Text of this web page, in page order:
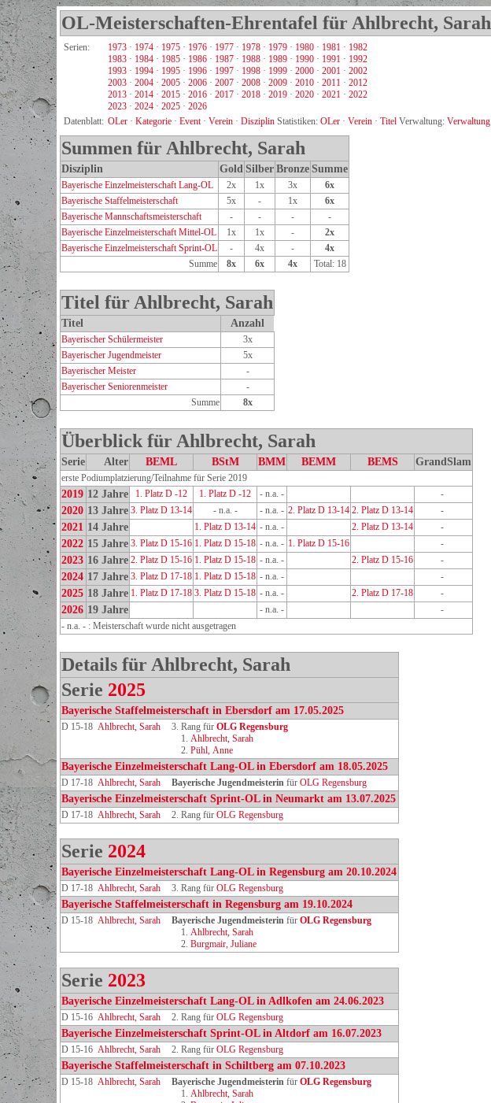
OL-Meisterschaften-Ehrentafel für Ahlbrecht, Sarah
Serien: 1973 · 1974 · 1975 · 1976 · 1977 · 1978 · 1979 · 1980 · 1981 · 1982
1983 · 1984 · 1985 · 1986 · 1987 · 1988 · 1989 · 1990 · 1991 · 1992
1993 · 1994 · 1995 · 1996 · 1997 · 1998 · 1999 · 2000 · 2001 · 2002
2003 · 2004 · 2005 · 2006 · 2007 · 2008 · 2009 · 2010 · 2011 · 2012
2013 · 2014 · 2015 · 2016 · 2017 · 2018 · 2019 · 2020 · 2021 · 2022
2023 · 2024 · 2025 · 2026
Datenblatt: OLer · Kategorie · Event· Verein · Disziplin Statistiken: OLer · Verein · Titel Verwaltung: Verwaltung
Summen für Ahlbrecht, Sarah
Disziplin Gold Silber Bronze Summe
Bayerische Einzelmeisterschaft Lang-OL 2x 1x 3x
6x
Bayerische Staffelmeisterschaft
5x - 1x
6x
Bayerische Mannschaftsmeisterschaft
- - -
-
Bayerische Einzelmeisterschaft Mittel-OL
1x 1x -
2x
Bayerische Einzelmeisterschaft Sprint-OL
- 4x -
4x
Summe
8x 6x 4x Total: 18
Titel für Ahlbrecht, Sarah
Titel Anzahl
Bayerischer Schülermeister
3x
Bayerischer Jugendmeister
5x
Bayerischer Meister
-
Bayerischer Seniorenmeister
-
Summe
8x
Überblick für Ahlbrecht, Sarah
Serie Alter BEML BStM BMM BEMM BEMS GrandSlam
erste Podiumplatzierung/Teilnahme für Serie 2019
2019 12 Jahre 1. Platz D -12 1. Platz D -12 - n.a. - -
2020 13 Jahre 3. Platz D 13-14 - n.a. - - n.a. - 2. Platz D 13-14 2. Platz D 13-14 -
2021 14 Jahre 1. Platz D 13-14 - n.a. - 2. Platz D 13-14 -
2022 15 Jahre 3. Platz D 15-16 1. Platz D 15-18 - n.a. - 1. Platz D 15-16 -
2023 16 Jahre 2. Platz D 15-16 1. Platz D 15-18 - n.a. - 2. Platz D 15-16 -
2024 17 Jahre 3. Platz D 17-18 1. Platz D 15-18 - n.a. - -
2025 18 Jahre 1. Platz D 17-18 3. Platz D 15-18 - n.a. - 2. Platz D 17-18 -
2026 19 Jahre - n.a. -
-
- n.a. - : Meisterschaft wurde nicht ausgetragen
Details für Ahlbrecht, Sarah
Serie 2025
Bayerische Staffelmeisterschaft in Ebersdorf am 17.05.2025
D 15-18 Ahlbrecht, Sarah 3. Rang für OLG Regensburg
1. Ahlbrecht, Sarah
2. Pühl, Anne
Bayerische Einzelmeisterschaft Lang-OL in Ebersdorf am 18.05.2025
D 17-18 Ahlbrecht, Sarah Bayerische Jugendmeisterin für OLG Regensburg
Bayerische Einzelmeisterschaft Sprint-OL in Neumarkt am 13.07.2025
D 17-18 Ahlbrecht, Sarah 2. Rang für OLG Regensburg
Serie 2024
Bayerische Einzelmeisterschaft Lang-OL in Regensburg am 20.10.2024
D 17-18 Ahlbrecht, Sarah 3. Rang für OLG Regensburg
Bayerische Staffelmeisterschaft in Regensburg am 19.10.2024
D 15-18 Ahlbrecht, Sarah Bayerische Jugendmeisterin für OLG Regensburg
1. Ahlbrecht, Sarah
2. Burgmair, Juliane
Serie 2023
Bayerische Einzelmeisterschaft Lang-OL in Adlkofen am 24.06.2023
D 15-16 Ahlbrecht, Sarah 2. Rang für OLG Regensburg
Bayerische Einzelmeisterschaft Sprint-OL in Altdorf am 16.07.2023
D 15-16 Ahlbrecht, Sarah 2. Rang für OLG Regensburg
Bayerische Staffelmeisterschaft in Schiltberg am 07.10.2023
D 15-18 Ahlbrecht, Sarah Bayerische Jugendmeisterin für OLG Regensburg
1. Ahlbrecht, Sarah